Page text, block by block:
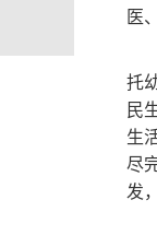
医
托
民
生
尽
发